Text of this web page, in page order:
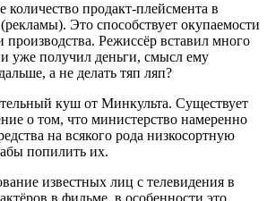
количество продакт-плейсмента в
Это способствует окупаемости
производства. Режиссёр вставил много
уже получил деньги, смысл ему
а не делать тяп ляп?
куш от Минкульта. Существует
о том, что министерство намеренно
на всякого рода низкосортную
попилить их.
известных лиц с телевидения в